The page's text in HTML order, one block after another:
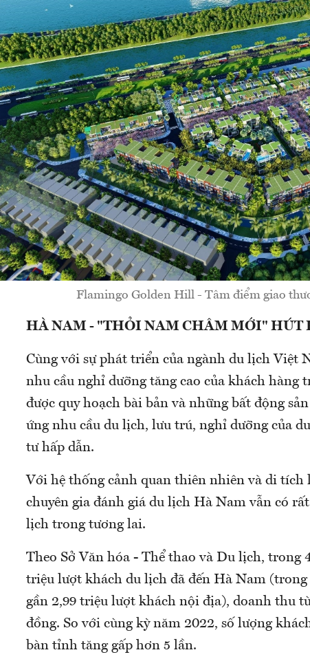
Flamingo Golden Hill - Tâm điểm giao
HÀ NAM - "THỎI NAM CHÂM MỚI" HÚT
Cùng với sự phát triển của ngành du lịch Việt
nhu cầu nghỉ dưỡng tăng cao của khách hàng
được quy hoạch bài bản và những bất động
ứng nhu cầu du lịch, lưu trú, nghỉ dưỡng của
tư hấp dẫn.
Với hệ thống cảnh quan thiên nhiên và di tích
chuyên gia đánh giá du lịch Hà Nam vẫn có
lịch trong tương lai.
Theo Sở Văn hóa - Thể thao và Du lịch, trong
triệu lượt khách du lịch đã đến Hà Nam (trong
gần 2,99 triệu lượt khách nội địa), doanh thu
đồng. So với cùng kỳ năm 2022, số lượng
bàn tỉnh tăng gấp hơn 5 lần.